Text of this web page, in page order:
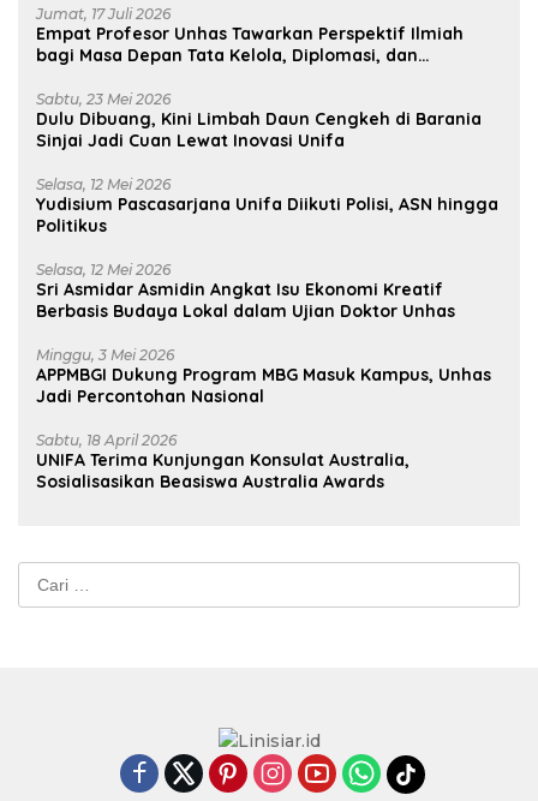
Jumat, 17 Juli 2026
Empat Profesor Unhas Tawarkan Perspektif Ilmiah
bagi Masa Depan Tata Kelola, Diplomasi, dan
Sabtu, 23 Mei 2026
Dulu Dibuang, Kini Limbah Daun Cengkeh di Barania
Sinjai Jadi Cuan Lewat Inovasi Unifa
Selasa, 12 Mei 2026
Yudisium Pascasarjana Unifa Diikuti Polisi, ASN hingga
Politikus
Selasa, 12 Mei 2026
Sri Asmidar Asmidin Angkat Isu Ekonomi Kreatif
Berbasis Budaya Lokal dalam Ujian Doktor Unhas
Minggu, 3 Mei 2026
APPMBGI Dukung Program MBG Masuk Kampus, Unhas
Jadi Percontohan Nasional
Sabtu, 18 April 2026
UNIFA Terima Kunjungan Konsulat Australia,
Sosialisasikan Beasiswa Australia Awards
Cari
untuk: